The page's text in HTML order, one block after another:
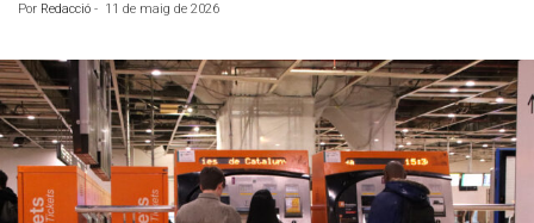
Por Redacció - 11 de maig de 2026